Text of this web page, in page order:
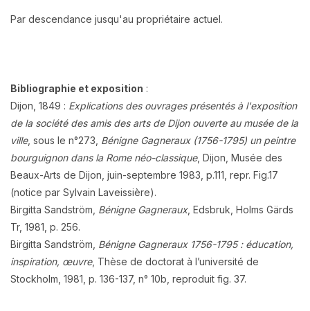
Par descendance jusqu'au propriétaire actuel.
Bibliographie et exposition :
Dijon, 1849 : Explications des ouvrages présentés à l'exposition
de la société des amis des arts de Dijon ouverte au musée de la
ville, sous le n°273, Bénigne Gagneraux (1756-1795) un peintre
bourguignon dans la Rome néo-classique, Dijon, Musée des
Beaux-Arts de Dijon, juin-septembre 1983, p.111, repr. Fig.17
(notice par Sylvain Laveissière).
Birgitta Sandström, Bénigne Gagneraux, Edsbruk, Holms Gärds
Tr, 1981, p. 256.
Birgitta Sandström, Bénigne Gagneraux 1756-1795 : éducation,
inspiration, œuvre, Thèse de doctorat à l’université de
Stockholm, 1981, p. 136-137, n° 10b, reproduit fig. 37.